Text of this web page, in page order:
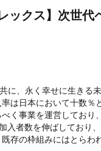
ックス】次世
に、永く幸せに生きる
は日本において十数
く事業を運営しており
入者数を伸ばしており
存の枠組みにはとらわ